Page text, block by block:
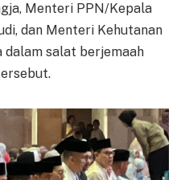
Menteri PPN/Kepala
dan Menteri Kehutanan
dalam salat berjemaah